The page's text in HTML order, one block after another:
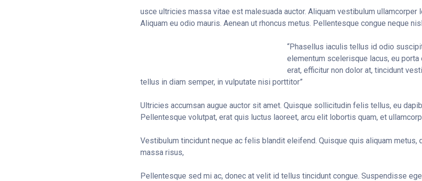
usce ultricies massa vitae est malesuada auctor. Aliquam vestibulum ullamcorper
Aliquam eu odio mauris. Aenean ut rhoncus metus. Pellentesque congue neque
“Phasellus iaculis tellus id odio
elementum scelerisque lacus, eu
erat, efficitur non dolor at, tincidunt
tellus in diam semper, in vulputate nisi porttitor”
Ultricies accumsan augue auctor sit amet. Quisque sollicitudin felis tellus, eu
Pellentesque volutpat, erat quis luctus laoreet, arcu elit lobortis quam, et
Vestibulum tincidunt neque ac felis blandit eleifend. Quisque quis aliquam metus,
massa risus,
Pellentesque sed mi ac, donec at velit id tellus tincidunt congue. Suspendisse